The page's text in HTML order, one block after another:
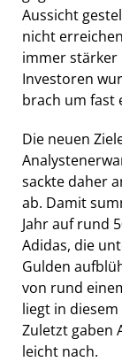
Aussicht
nicht
immer stärker
Investoren
brach um fast
Die neuen
sackte daher
ab. Damit
Jahr auf rund
Adidas, die
Gulden
von rund
liegt in
Zuletzt gaben
leicht nach.